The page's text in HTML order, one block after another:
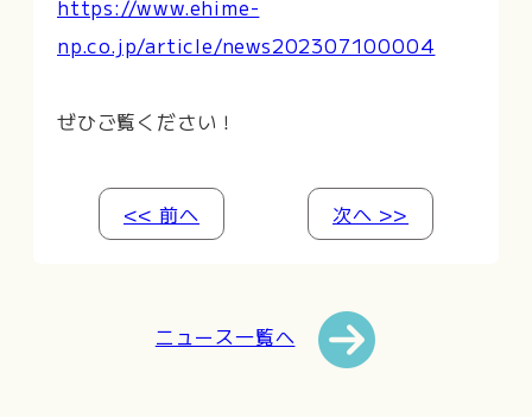
https://www.ehime-
np.co.jp/article/news202307100004
ぜひご覧ください！
<< 前へ 次へ >>
ニュース一覧へ